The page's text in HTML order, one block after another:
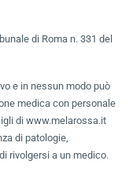
di Roma n. 331 del
e in nessun modo può
medica con personale
di www.melarossa.it
di patologie,
rivolgersi a un medico.